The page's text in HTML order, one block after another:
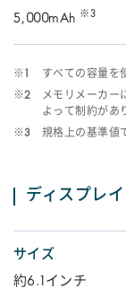
5,000mAh ※3
※1
すべての容量を
※2
メモリメーカー
よって制約があ
※3
規格上の基準値
ディスプレイ
サイズ
約6.1インチ